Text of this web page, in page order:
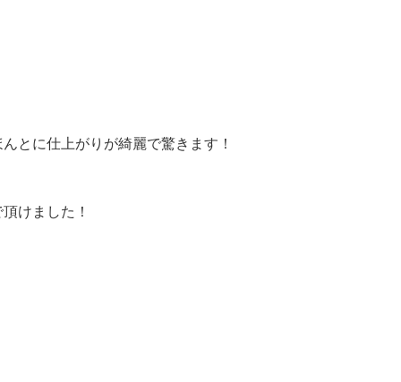
とに仕上がりが綺麗で驚きます！
けました！